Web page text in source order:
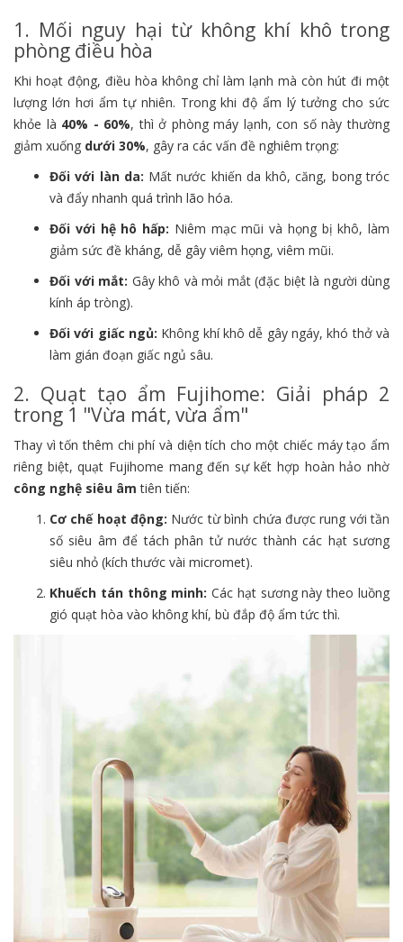
1. Mối nguy hại từ không khí khô trong
phòng điều hòa
Khi hoạt động, điều hòa không chỉ làm lạnh mà còn hút đi một
lượng lớn hơi ẩm tự nhiên. Trong khi độ ẩm lý tưởng cho sức
khỏe là 40% - 60%, thì ở phòng máy lạnh, con số này thường
giảm xuống dưới 30%, gây ra các vấn đề nghiêm trọng:
Đối với làn da: Mất nước khiến da khô, căng, bong tróc
và đẩy nhanh quá trình lão hóa.
Đối với hệ hô hấp: Niêm mạc mũi và họng bị khô, làm
giảm sức đề kháng, dễ gây viêm họng, viêm mũi.
Đối với mắt: Gây khô và mỏi mắt (đặc biệt là người dùng
kính áp tròng).
Đối với giấc ngủ: Không khí khô dễ gây ngáy, khó thở và
làm gián đoạn giấc ngủ sâu.
2. Quạt tạo ẩm Fujihome: Giải pháp 2
trong 1 "Vừa mát, vừa ẩm"
Thay vì tốn thêm chi phí và diện tích cho một chiếc máy tạo ẩm
riêng biệt, quạt Fujihome mang đến sự kết hợp hoàn hảo nhờ
công nghệ siêu âm tiên tiến:
Cơ chế hoạt động: Nước từ bình chứa được rung với tần
số siêu âm để tách phân tử nước thành các hạt sương
siêu nhỏ (kích thước vài micromet).
Khuếch tán thông minh: Các hạt sương này theo luồng
gió quạt hòa vào không khí, bù đắp độ ẩm tức thì.